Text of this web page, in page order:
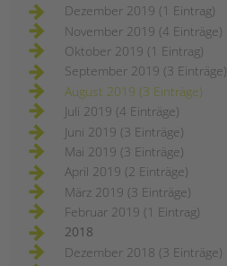
Dezember 2019 (1 Eintrag)
November 2019 (4 Einträge)
Oktober 2019 (1 Eintrag)
September 2019 (3 Einträge)
August 2019 (3 Einträge)
Juli 2019 (4 Einträge)
Juni 2019 (3 Einträge)
Mai 2019 (3 Einträge)
April 2019 (2 Einträge)
März 2019 (3 Einträge)
Februar 2019 (1 Eintrag)
2018
Dezember 2018 (3 Einträge)